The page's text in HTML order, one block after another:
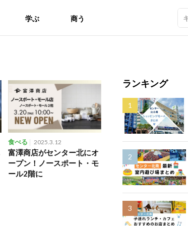
学ぶ 商う
食べる 2025.3.12
富澤商店がセンター北にオ
ープン！ノースポート・モ
ール2階に
ランキング